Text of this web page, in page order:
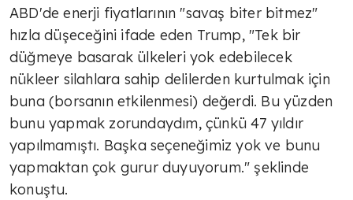
ABD'de enerji fiyatlarının "savaş biter bitmez"
hızla düşeceğini ifade eden Trump, "Tek bir
düğmeye basarak ülkeleri yok edebilecek
nükleer silahlara sahip delilerden kurtulmak için
buna (borsanın etkilenmesi) değerdi. Bu yüzden
bunu yapmak zorundaydım, çünkü 47 yıldır
yapılmamıştı. Başka seçeneğimiz yok ve bunu
yapmaktan çok gurur duyuyorum." şeklinde
konuştu.